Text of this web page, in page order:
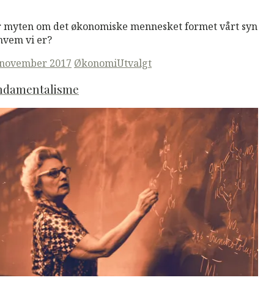
myten om det økonomiske mennesket formet vårt syn
vi er?
2017 ØkonomiUtvalgt